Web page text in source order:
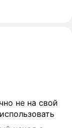
не на свой